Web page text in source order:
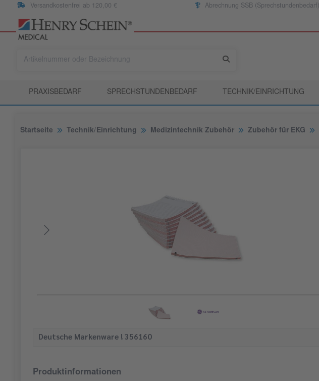
Versandkostenfrei ab 120,00 € Abrechnung SSB (Sprechstundenbedarf)
PRAXISBEDARF SPRECHSTUNDENBEDARF TECHNIK/EINRICHTUNG
Startseite Technik/Einrichtung Medizintechnik Zubehör Zubehör für EKG
Deutsche Markenware ! 356160
Produktinformationen